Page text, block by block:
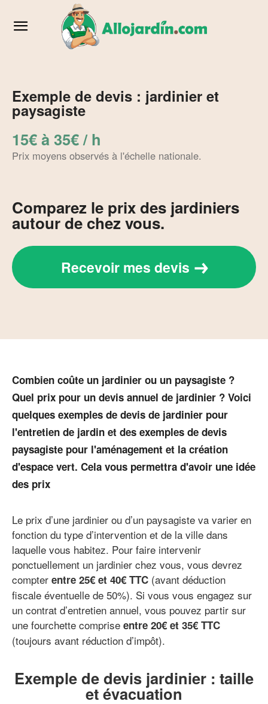
Exemple de devis : jardinier et
paysagiste
15€ à 35€ / h
Prix moyens observés à l'échelle nationale.
Comparez le prix des jardiniers
autour de chez vous.
Recevoir mes devis
Combien coûte un jardinier ou un paysagiste ?
Quel prix pour un devis annuel de jardinier ? Voici
quelques exemples de devis de jardinier pour
l'entretien de jardin et des exemples de devis
paysagiste pour l'aménagement et la création
d'espace vert. Cela vous permettra d'avoir une idée
des prix
Le prix d’une jardinier ou d’un paysagiste va varier en
fonction du type d’intervention et de la ville dans
laquelle vous habitez. Pour faire intervenir
ponctuellement un jardinier chez vous, vous devrez
compter entre 25€ et 40€ TTC (avant déduction
fiscale éventuelle de 50%). Si vous vous engagez sur
un contrat d’entretien annuel, vous pouvez partir sur
une fourchette comprise entre 20€ et 35€ TTC
(toujours avant réduction d’impôt).
Exemple de devis jardinier : taille
et évacuation